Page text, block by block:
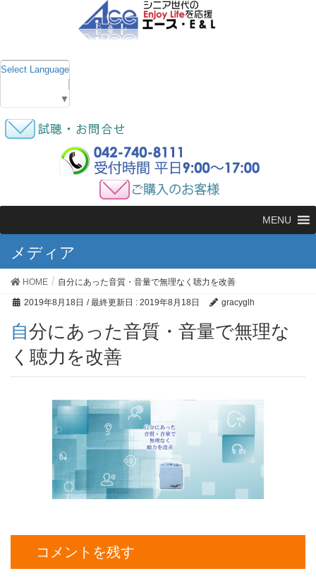
Select Language
▼
MENU
メディア
HOME 自分にあった音質・音量で無理なく聴力を改善
2019年8月18日 / 最終更新日 : 2019年8月18日 gracyglh
自分にあった音質・音量で無理な
く聴力を改善
コメントを残す